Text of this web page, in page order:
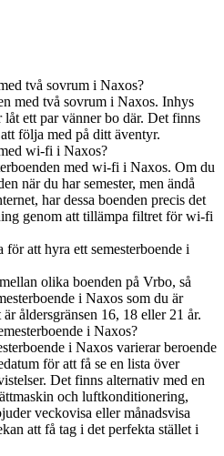
två sovrum i Naxos?
med två sovrum i Naxos. Inhys
ett par vänner bo där. Det finns
följa med på ditt äventyr.
wi-fi i Naxos?
med wi-fi i Naxos. Om du
när du har semester, men ändå
har dessa boenden precis det
genom att tillämpa filtret för wi-fi
att hyra ett semesterboende i
olika boenden på Vrbo, så
i Naxos som du är
åldersgränsen 16, 18 eller 21 år.
i Naxos?
i Naxos varierar beroende
för att få se en lista över
Det finns alternativ med en
och luftkonditionering,
veckovisa eller månadsvisa
att få tag i det perfekta stället i